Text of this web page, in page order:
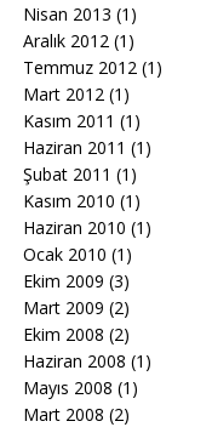
Nisan 2013 (1)
Aralık 2012 (1)
Temmuz 2012 (1)
Mart 2012 (1)
Kasım 2011 (1)
Haziran 2011 (1)
Şubat 2011 (1)
Kasım 2010 (1)
Haziran 2010 (1)
Ocak 2010 (1)
Ekim 2009 (3)
Mart 2009 (2)
Ekim 2008 (2)
Haziran 2008 (1)
Mayıs 2008 (1)
Mart 2008 (2)